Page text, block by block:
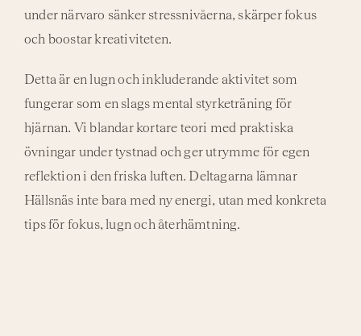
under närvaro sänker stressnivåerna, skärper fokus
och boostar kreativiteten.
Detta är en lugn och inkluderande aktivitet som
fungerar som en slags mental styrketräning för
hjärnan. Vi blandar kortare teori med praktiska
övningar under tystnad och ger utrymme för egen
reflektion i den friska luften. Deltagarna lämnar
Hällsnäs inte bara med ny energi, utan med konkreta
tips för fokus, lugn och återhämtning.